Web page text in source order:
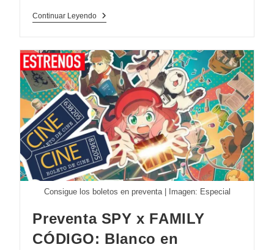
Continuar LeyendoPalomera
Garfield
Cinemex:
Precios
Y
Fecha
De
Venta
Consigue los boletos en preventa | Imagen: Especial
Preventa SPY x FAMILY
CÓDIGO: Blanco en